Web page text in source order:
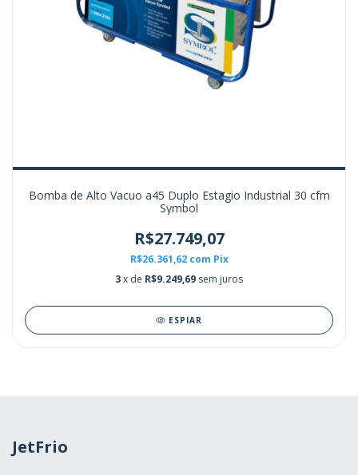
Bomba de Alto Vacuo a45 Duplo Estagio Industrial 30 cfm
Symbol
R$27.749,07
R$26.361,62 com Pix
3x de R$9.249,69 sem juros
ESPIAR
JetFrio